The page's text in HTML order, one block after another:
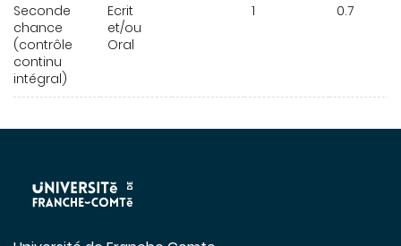
Seconde
chance
(contrôle
continu
intégral)
Ecrit
et/ou
Oral
1 0.7